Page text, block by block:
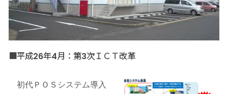
■平成26年4月：第3次ＩＣＴ改革
初代ＰＯＳシステム導入